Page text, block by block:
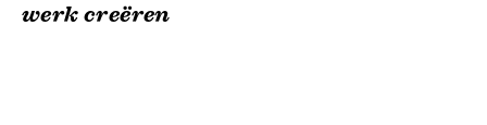
werk creëren